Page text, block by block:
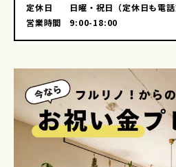
定休日
日曜・祝日（定休日も電話
営業時間
9:00-18:00